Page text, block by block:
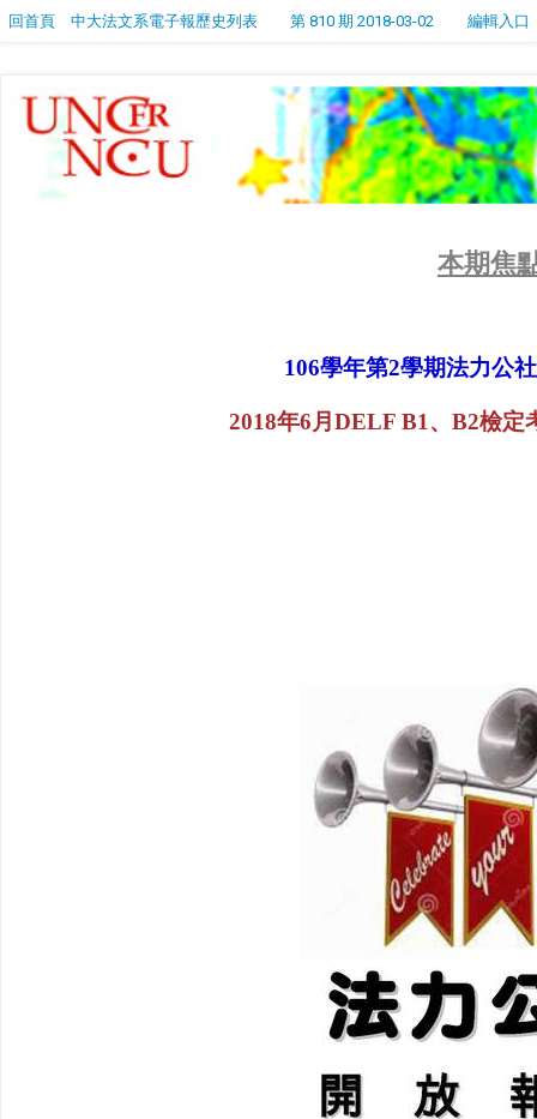
回首頁 中大法文系電子報歷史列表 第 810 期 2018-03-02 編輯入口